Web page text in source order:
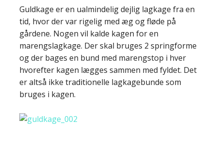
Guldkage er en ualmindelig dejlig lagkage fra en
tid, hvor der var rigelig med æg og fløde på
gårdene. Nogen vil kalde kagen for en
marengslagkage. Der skal bruges 2 springforme
og der bages en bund med marengstop i hver
hvorefter kagen lægges sammen med fyldet. Det
er altså ikke traditionelle lagkagebunde som
bruges i kagen.